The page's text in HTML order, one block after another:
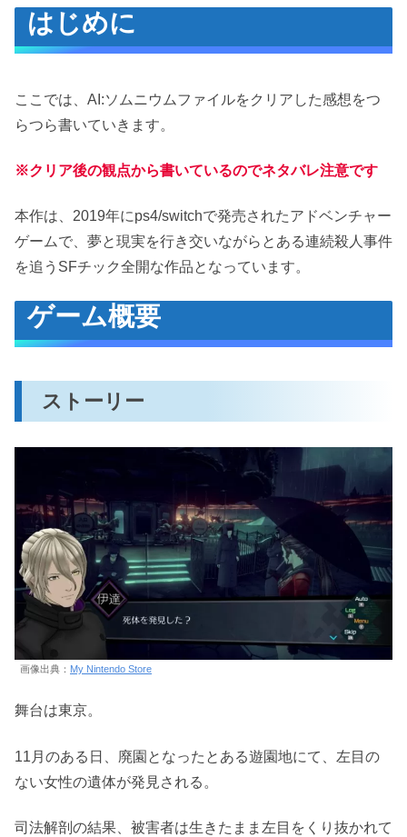
ゲーム概要
パートナーは義眼
ソムニウムでの行動
感想
良かった点
手堅く緻密なストーリー
ギャグやパロディのぶっ込み具合
おわりに
はじめに
ここでは、AI:ソムニウムファイルをクリアした感想をつ
らつら書いていきます。
※クリア後の観点から書いているのでネタバレ注意です
本作は、2019年にps4/switchで発売されたアドベンチャー
ゲームで、夢と現実を行き交いながらとある連続殺人事件
を追うSFチック全開な作品となっています。
ゲーム概要
ストーリー
画像出典： My Nintendo Store
舞台は東京。
11月のある日、廃園となったとある遊園地にて、左目の
ない女性の遺体が発見される。
司法解剖の結果、被害者は生きたまま左目をくり抜かれて